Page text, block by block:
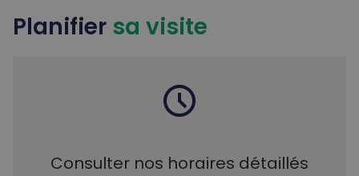
Planifier sa visite
Consulter nos horaires détaillés